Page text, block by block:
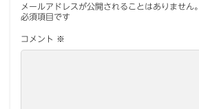
メールアドレスが公開されることはありません。
必須項目です
コメント ※